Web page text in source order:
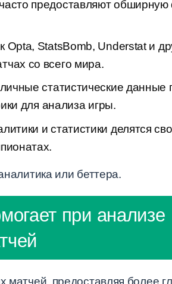
предоставляют обширную
StatsBomb, Understat и
со всего мира.
статистические данные
для анализа игры.
и статистики делятся
или беттера.
при анализе
матчей, предоставляя более